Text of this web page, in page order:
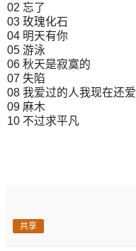
02 忘了
03 玫瑰化石
04 明天有你
05 游泳
06 秋天是寂寞的
07 失陷
08 我爱过的人我现在还爱
09 麻木
10 不过求平凡
共享